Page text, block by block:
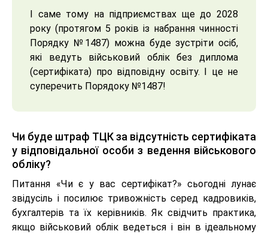
І саме тому на підприємствах ще до 2028
року (протягом 5 років із набрання чинності
Порядку №1487) можна буде зустріти осіб,
які ведуть військовий облік без диплома
(сертифіката) про відповідну освіту. І це не
суперечить Порядоку №1487!
Чи буде штраф ТЦК за відсутність сертифіката
у відповідальної особи з ведення військового
обліку?
Питання «Чи є у вас сертифікат?» сьогодні лунає
звідусіль і посилює тривожність серед кадровиків,
бухгалтерів та їх керівників. Як свідчить практика,
якщо військовий облік ведеться і він в ідеальному